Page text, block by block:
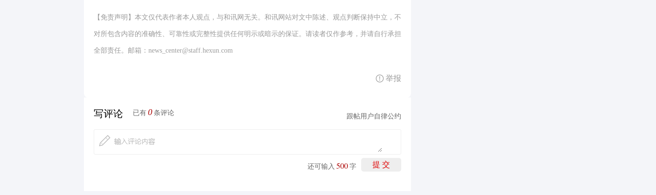
【免责声明】本文仅代表作者本人观点，与和讯网无关。和讯网站对文中陈述、观点判断保持中立，不
对所包含内容的准确性、可靠性或完整性提供任何明示或暗示的保证。请读者仅作参考，并请自行承担
全部责任。邮箱：news_center@staff.hexun.com
举报
写评论 已有 0 条评论 跟帖用户自律公约
提 交
还可输入 500 字